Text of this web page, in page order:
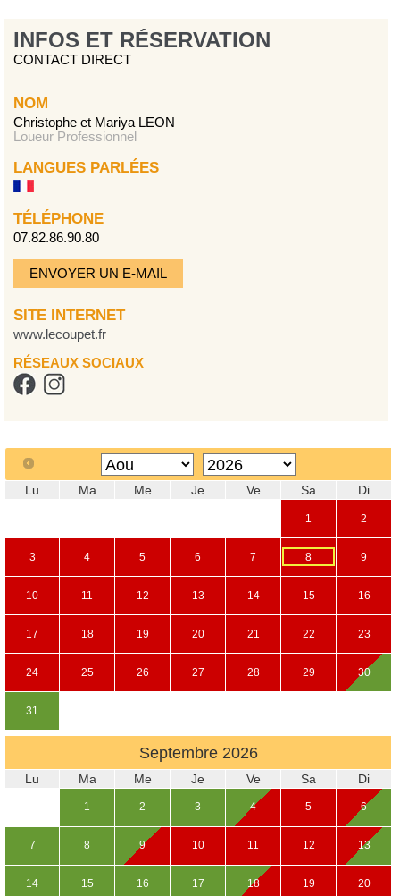
INFOS ET RÉSERVATION
CONTACT DIRECT
NOM
Christophe et Mariya LEON
Loueur Professionnel
LANGUES PARLÉES
TÉLÉPHONE
07.82.86.90.80
ENVOYER UN E-MAIL
SITE INTERNET
www.lecoupet.fr
RÉSEAUX SOCIAUX
Lu Ma Me Je Ve Sa Di
1 2
3 4 5 6 7 8 9
10 11 12 13 14 15 16
17 18 19 20 21 22 23
24 25 26 27 28 29 30
31
Septembre 2026
Lu Ma Me Je Ve Sa Di
1 2 3 4 5 6
7 8 9 10 11 12 13
14 15 16 17 18 19 20